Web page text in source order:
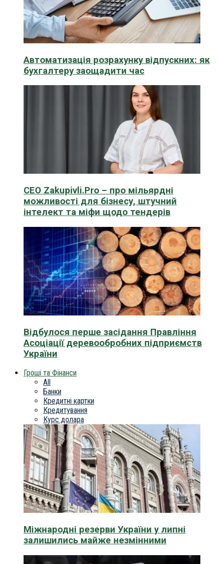
Автоматизація розрахунку відпускних: як
бухгалтеру заощадити час
CEO Zakupivli.Pro – про мільярдні
можливості для бізнесу, штучний
інтелект та міфи щодо тендерів
Відбулося перше засідання Правління
Асоціації деревообробних підприємств
України
Гроші та Фінанси
All
Банки
Кредитні картки
Кредитування
Курс долара
Міжнародні резерви України у липні
залишились майже незмінними